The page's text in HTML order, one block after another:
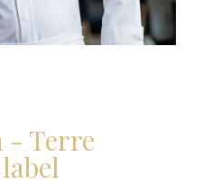
- Terre